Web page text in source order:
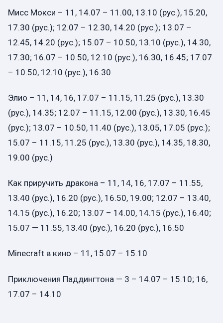
Мисс Мокси – 11, 14.07 – 11.00, 13.10 (рус.), 15.20,
17.30 (рус.); 12.07 – 12.30, 14.20 (рус.); 13.07 –
12.45, 14.20 (рус.); 15.07 – 10.50, 13.10 (рус.), 14.30,
17.30; 16.07 – 10.50, 12.10 (рус.), 16.30, 16.45; 17.07
– 10.50, 12.10 (рус.), 16.30
Элио – 11, 14, 16, 17.07 – 11.15, 11.25 (рус.), 13.30
(рус.), 14.35; 12.07 – 11.15, 12.00 (рус.), 13.30, 16.45
(рус.); 13.07 – 10.50, 11.40 (рус.), 13.05, 17.05 (рус.);
15.07 – 11.15, 11.25 (рус.), 13.30 (рус.), 14.35, 18.30,
19.00 (рус.)
Как приручить дракона – 11, 14, 16, 17.07 – 11.55,
13.40 (рус.), 16.20 (рус.), 16.50, 19.00; 12.07 – 13.40,
14.15 (рус.), 16.20; 13.07 – 14.00, 14.15 (рус.), 16.40;
15.07 — 11.55, 13.40 (рус.), 16.20 (рус.), 16.50
Minecraft в кино – 11, 15.07 – 15.10
Приключения Паддингтона — 3 – 14.07 – 15.10; 16,
17.07 – 14.10